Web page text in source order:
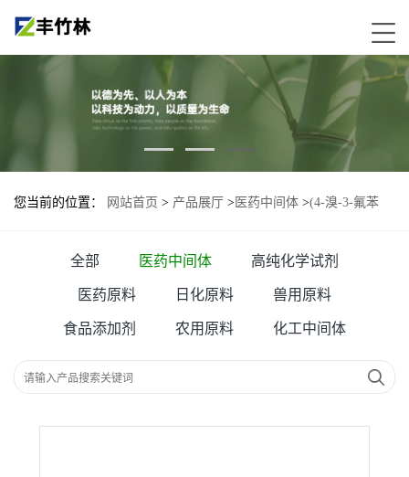
您当前的位置： 网站首页 > 产品展厅 > 医药中间体 >(4-溴-3-氟苯
全部 医药中间体 高纯化学试剂
医药原料 日化原料 兽用原料
食品添加剂 农用原料 化工中间体